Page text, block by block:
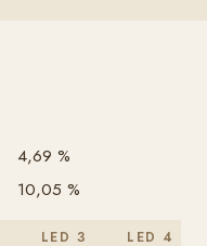
4,69 %
10,05 %
LED 3 LED 4